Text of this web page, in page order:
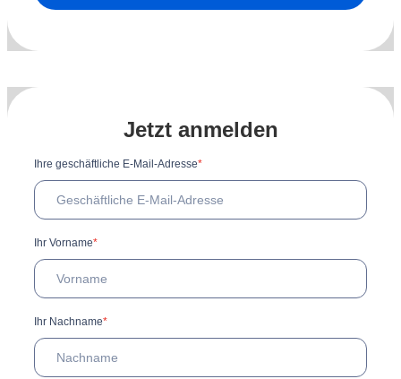
Jetzt anmelden
*
Ihre geschäftliche E-Mail-Adresse
*
Ihr Vorname
*
Ihr Nachname